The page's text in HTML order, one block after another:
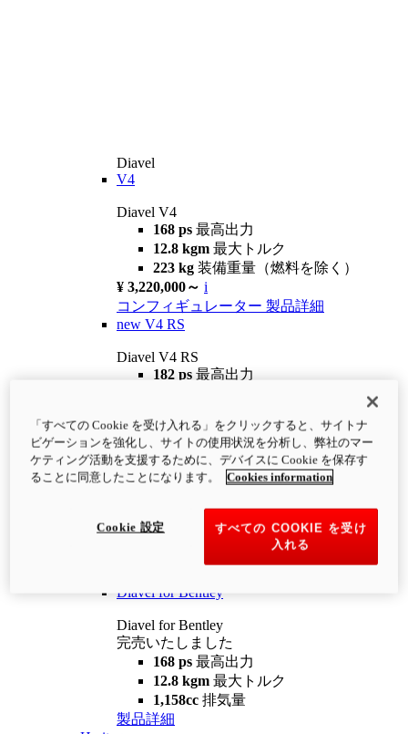
Diavel
V4
Diavel V4
168 ps 最高出力
12.8 kgm 最大トルク
223 kg 装備重量（燃料を除く）
¥ 3,220,000～ i
コンフィギュレーター 製品詳細
new V4 RS
Diavel V4 RS
182 ps 最高出力
¥4,400,000 i
コンフィギュレーター 製品詳細
newV4 RS 100
12.2 kgm
最大トルク
装備重量（燃料を除く）
Diavel for Bentley
Diavel for Bentley
完売いたしました
168 ps 最高出力
12.8 kgm 最大トルク
1,158cc 排気量
製品詳細
「すべての Cookie を受け入れる」をクリックすると、サイトナ
ビゲーションを強化し、サイトの使用状況を分析し、弊社のマー
ケティング活動を支援するために、デバイスに Cookie を保存す
ることに同意したことになります。
Cookies information
すべての COOKIE を受け
入れる
Cookie 設定